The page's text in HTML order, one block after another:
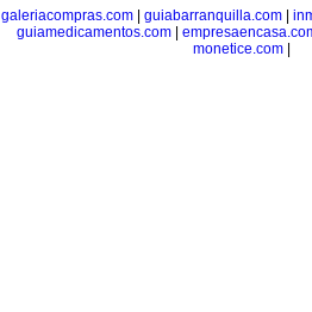
galeriacompras.com
guiabarranquilla.com
guiamedicamentos.com|
monetice.com